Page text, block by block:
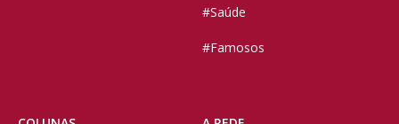
#Saúde
#Famosos